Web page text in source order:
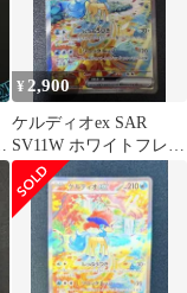
¥ 2,900
ケルディオex SAR
SV11W ホワイトフレア
169/086